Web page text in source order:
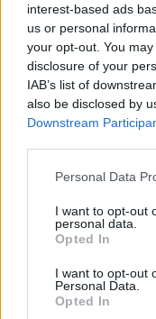
interest-based ads
us or personal
your opt-out. You
disclosure of your
IAB’s list of
also be disclosed by
Downstream
Please note that this
not limited to your
grant or deny
use your data for
consent section.
Personal Data
I want to opt-out
personal data.
Opted In
I want to opt-out
Personal Data.
Opted In